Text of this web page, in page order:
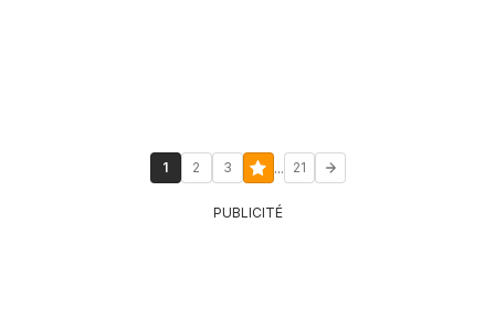
1 2 3 ... 21
PUBLICITÉ